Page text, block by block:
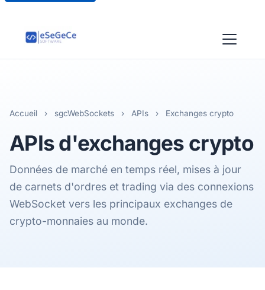
Accueil › sgcWebSockets › APIs › Exchanges crypto
APIsd'exchanges crypto
Données de marché en temps réel, mises à jour
de carnets d'ordres et trading via des connexions
WebSocket vers les principaux exchanges de
crypto-monnaies au monde.